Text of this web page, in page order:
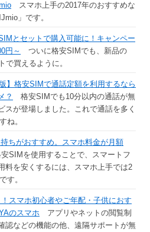
スマホ上手の2017年のおすすめな
」です。
とセットで購入可能に！キャンペー
円～
ついに格安SIMでも、新品の
で買えるように。
】格安SIMで通話定額を利用するなら
？
格安SIMでも10分以内の通話が無
スが登場しました。これで通話を多く
ね。
ちがおすすめ。スマホ料金が月額
SIMを使用することで、スマートフ
料を安くするには、スマホ上手では2
す。
スマホ初心者やご年配・子供におす
のスマホ アプリやネットの閲覧制
認などの機能の他、遠隔サポートが無